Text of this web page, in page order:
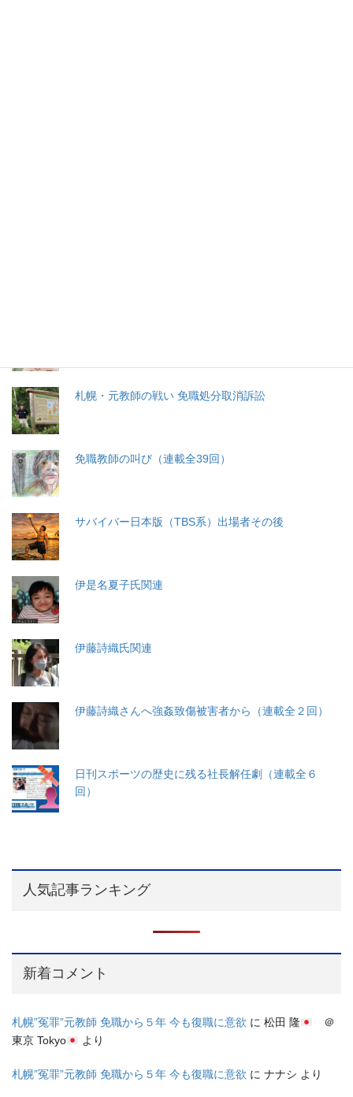
札幌・元教師の戦い 免職処分取消訴訟
免職教師の叫び（連載全39回）
サバイバー日本版（TBS系）出場者その後
伊是名夏子氏関連
伊藤詩織氏関連
伊藤詩織さんへ強姦致傷被害者から（連載全２回）
日刊スポーツの歴史に残る社長解任劇（連載全６
回）
人気記事ランキング
新着コメント
札幌”冤罪”元教師 免職から５年 今も復職に意欲 に 松田 隆
＠
東京 Tokyo
より
札幌”冤罪”元教師 免職から５年 今も復職に意欲 に ナナシ より